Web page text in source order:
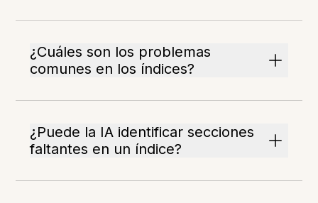
¿Cuáles son los problemas
comunes en los índices?
¿Puede la IA identificar secciones
faltantes en un índice?